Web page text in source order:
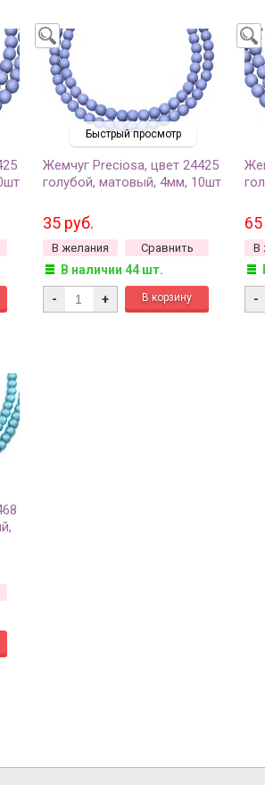
Быстрый просмотр
Жемчуг Preciosa, цвет 24425
голубой, матовый, 4мм, 10шт
35 руб.
В желания Сравнить
В наличии 44 шт.
- +
65
В
-